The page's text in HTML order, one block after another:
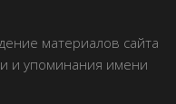
материалов сайта
и упоминания имени